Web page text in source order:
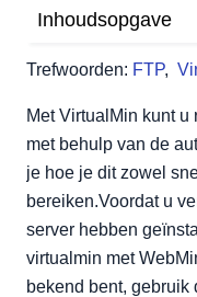
Trefwoorden: FTP,
Inhoudsopgave
Met VirtualMin kunt
met behulp van de
je hoe je dit zowel
bereiken.Voordat u
server hebben
virtualmin met
bekend bent,